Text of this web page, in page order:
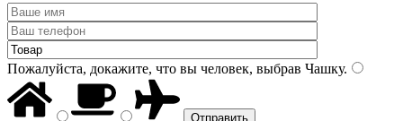
Пожалуйста, докажите, что вы человек, выбрав Чашку.